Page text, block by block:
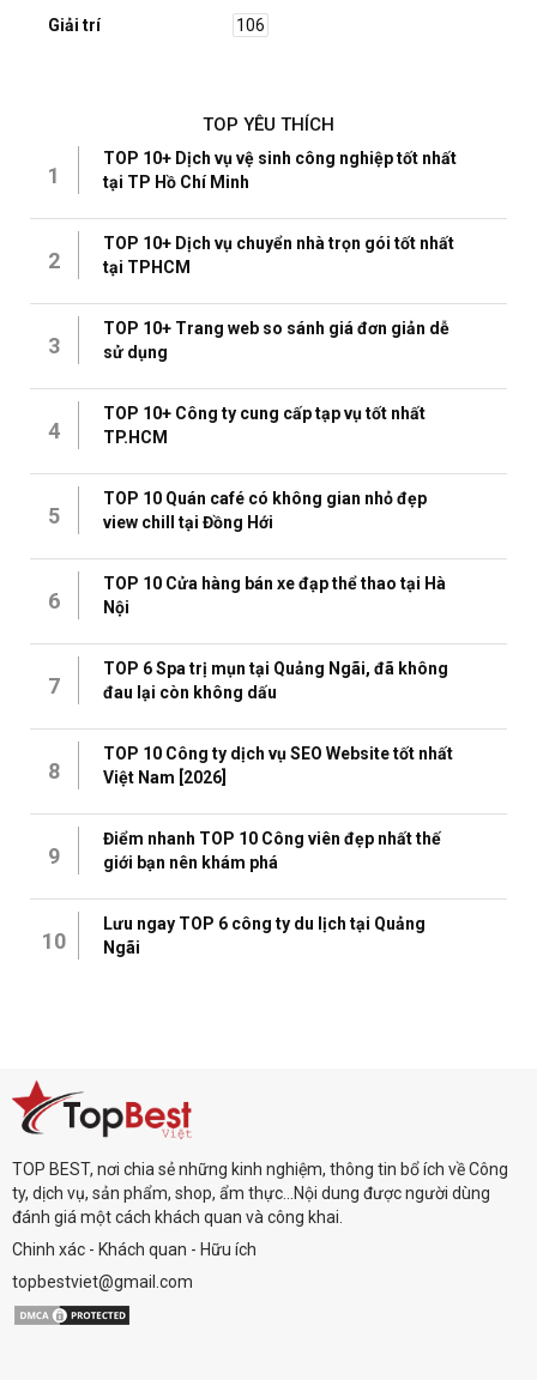
Giải trí 106
TOP YÊU THÍCH
1
TOP 10+ Dịch vụ vệ sinh công nghiệp tốt nhất
tại TP Hồ Chí Minh
2
TOP 10+ Dịch vụ chuyển nhà trọn gói tốt nhất
tại TPHCM
3
TOP 10+ Trang web so sánh giá đơn giản dễ
sử dụng
4
TOP 10+ Công ty cung cấp tạp vụ tốt nhất
TP.HCM
5
TOP 10 Quán café có không gian nhỏ đẹp
view chill tại Đồng Hới
6
TOP 10 Cửa hàng bán xe đạp thể thao tại Hà
Nội
7
TOP 6 Spa trị mụn tại Quảng Ngãi, đã không
đau lại còn không dấu
8
TOP 10 Công ty dịch vụ SEO Website tốt nhất
Việt Nam [2026]
9
Điểm nhanh TOP 10 Công viên đẹp nhất thế
giới bạn nên khám phá
10
Lưu ngay TOP 6 công ty du lịch tại Quảng
Ngãi
TOP BEST, nơi chia sẻ những kinh nghiệm, thông tin bổ ích về Công
ty, dịch vụ, sản phẩm, shop, ẩm thực...Nội dung được người dùng
đánh giá một cách khách quan và công khai.
Chinh xác - Khách quan - Hữu ích
topbestviet@gmail.com